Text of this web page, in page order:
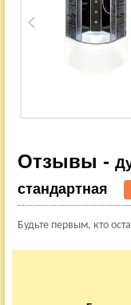
Отзывы -
стандартная
Будьте первым, кто